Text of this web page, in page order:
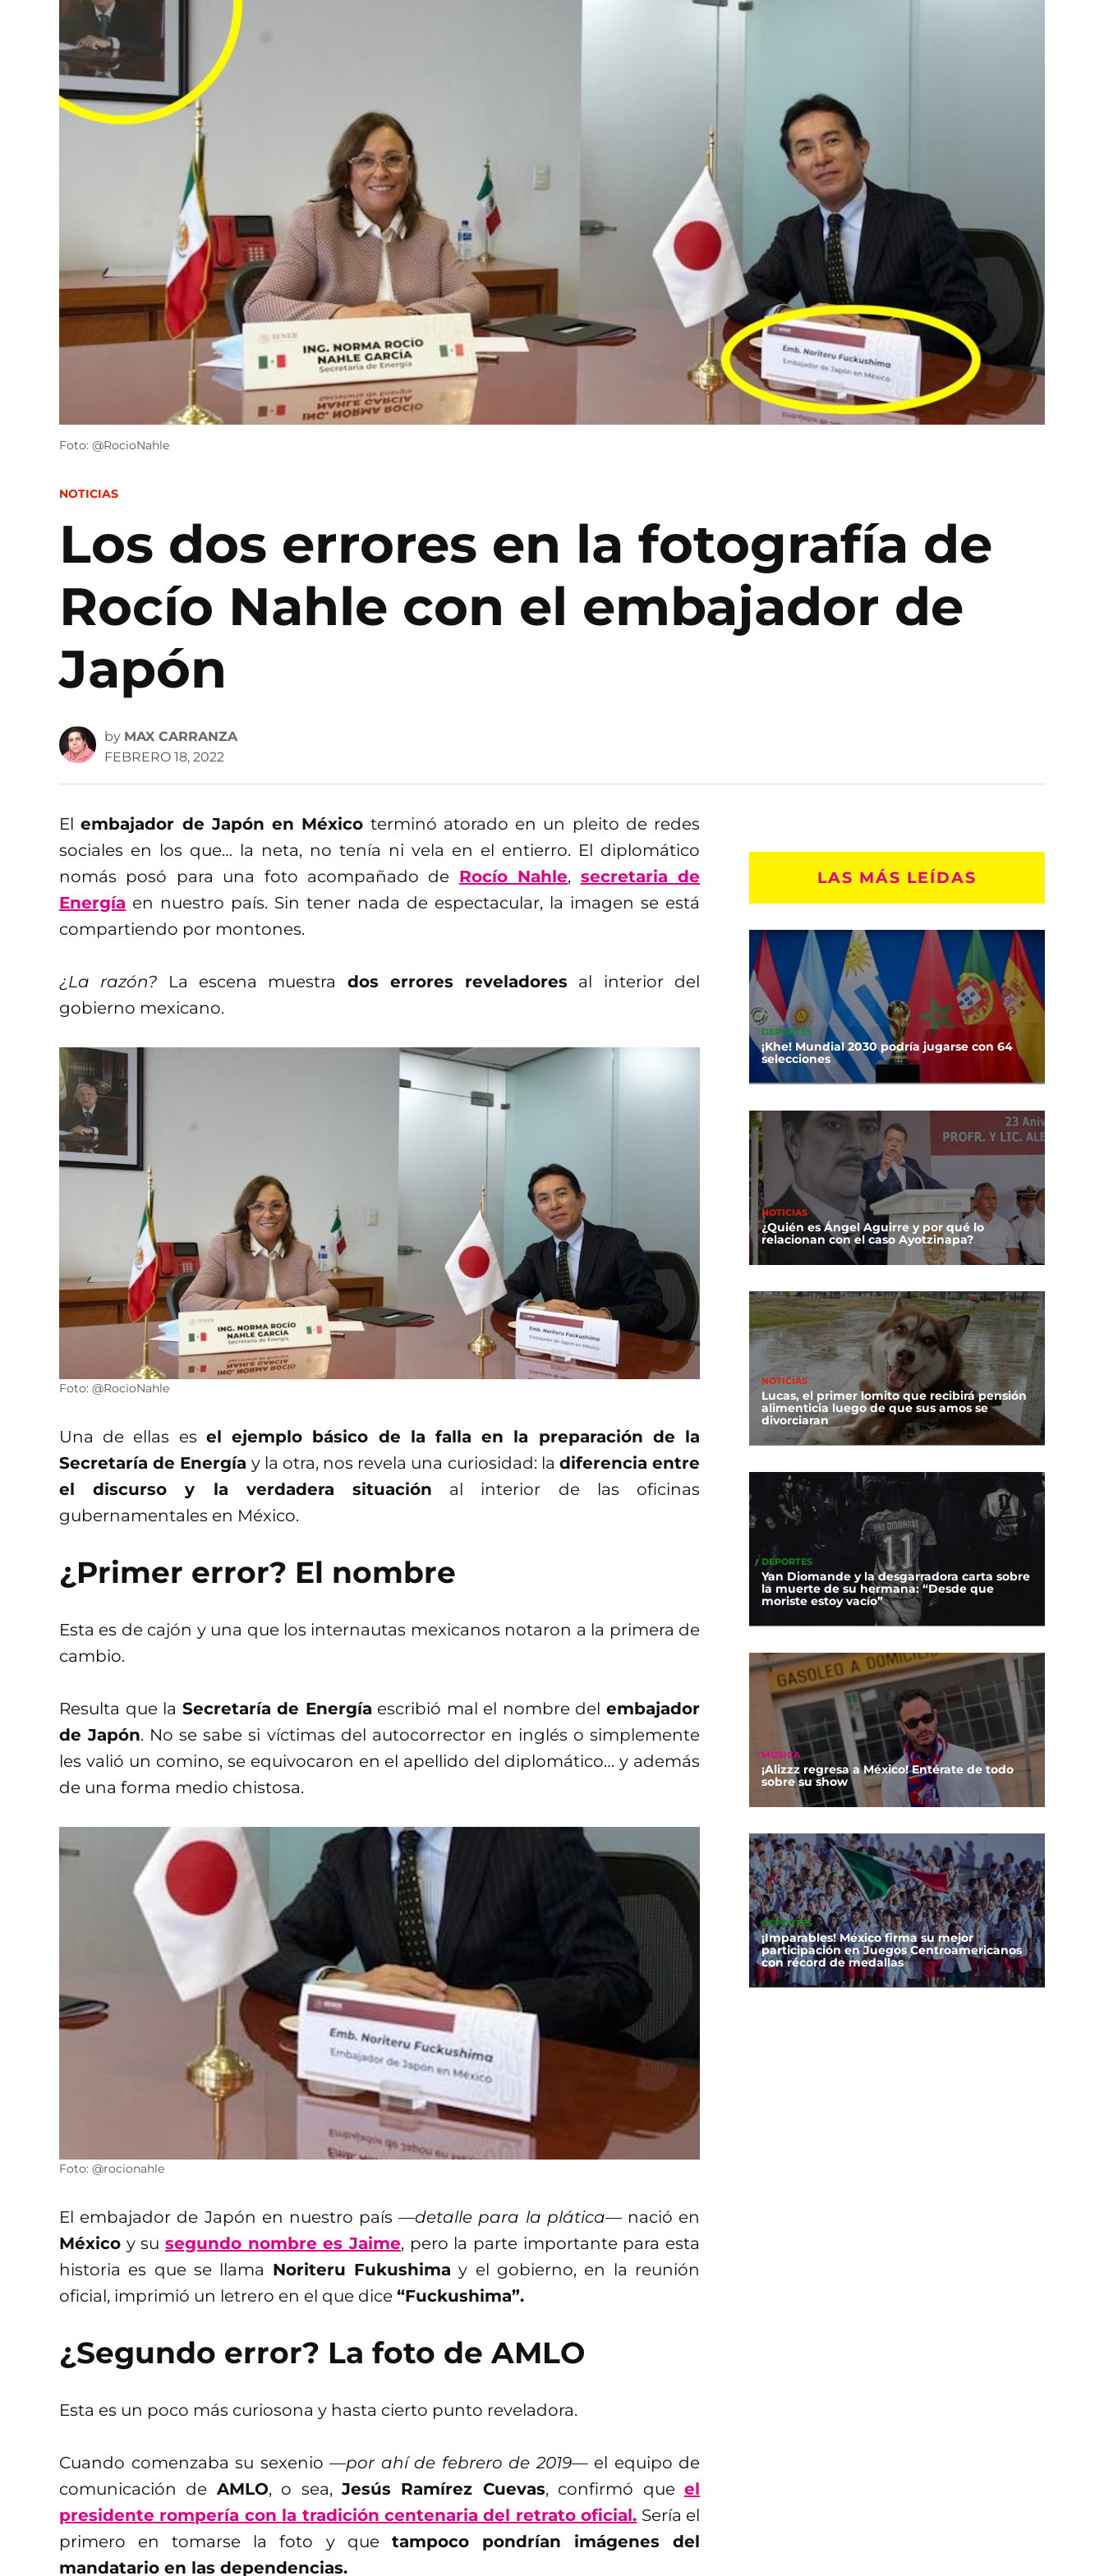
Foto: @RocioNahle
POSTED
NOTICIAS
Los dos errores en la fotografía de
Rocío Nahle con el embajador de
Japón
by MAX CARRANZA
FEBRERO 18, 2022
Elembajador de Japón en México terminó atorado en un pleito de redes
sociales en los que… la neta, no tenía ni vela en el entierro. El diplomático
nomás posó para una foto acompañado de Rocío Nahle, secretaria de
Energía en nuestro país. Sin tener nada de espectacular, la imagen se está
compartiendo por montones.
¿La razón? La escena muestra dos errores reveladores al interior del
gobierno mexicano.
Foto: @RocioNahle
Una de ellas es el ejemplo básico de la falla en la preparación de la
Secretaría de Energía y la otra, nos revela una curiosidad: la diferencia entre
el discurso y la verdadera situación al interior de las oficinas
gubernamentales en México.
¿Primer error? El nombre
Esta es de cajón y una que los internautas mexicanos notaron a la primera de
cambio.
Resulta que la Secretaría de Energía escribió mal el nombre delembajador
de Japón. No se sabe si víctimas del autocorrector en inglés o simplemente
les valió un comino, se equivocaron en el apellido del diplomático… y además
de una forma medio chistosa.
Foto: @rocionahle
El embajador de Japón en nuestro país—detalle para la plática—nació en
México y su segundo nombre es Jaime, pero la parte importante para esta
historia es que se llama Noriteru Fukushima y el gobierno, en la reunión
oficial, imprimió un letrero en el que dice “Fuckushima”.
¿Segundo error? La foto de AMLO
Esta es un poco más curiosona y hasta cierto punto reveladora.
Cuando comenzaba su sexenio —por ahí de febrero de 2019—el equipo de
comunicación de AMLO, o sea,Jesús Ramírez Cuevas, confirmó queel
presidente rompería con la tradición centenaria del retrato oficial. Sería el
primero en tomarse la foto y que tampoco pondrían imágenes del
mandatario en las dependencias.
LAS MÁS LEÍDAS
DEPORTES
¡Khe! Mundial 2030 podría jugarse con 64
selecciones
NOTICIAS
¿Quién es Ángel Aguirre y por qué lo
relacionan con el caso Ayotzinapa?
NOTICIAS
Lucas, el primer lomito que recibirá pensión
alimenticia luego de que sus amos se
divorciaran
DEPORTES
Yan Diomande y la desgarradora carta sobre
la muerte de su hermana: “Desde que
moriste estoy vacío”
MÚSICA
¡Alizzz regresa a México! Entérate de todo
sobre su show
DEPORTES
¡Imparables! México firma su mejor
participación en Juegos Centroamericanos
con récord de medallas